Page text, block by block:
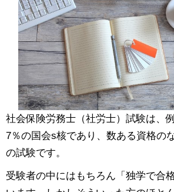
社会保険労務士（社労士）試験は、
7％の国会s核であり、数ある資格の
の試験です。
受験者の中にはもちろん「独学で合